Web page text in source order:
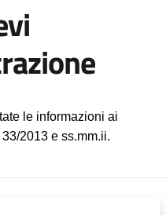
le informazioni ai
2013 e ss.mm.ii.